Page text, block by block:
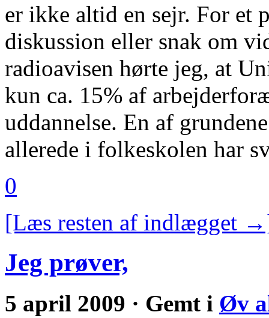
er ikke altid en sejr. For et
diskussion eller snak om
radioavisen hørte jeg, at
kun ca. 15% af
uddannelse. En af
allerede i folkeskolen har
0
[Læs resten af indlægget
Jeg prøver,
5 april 2009 · Gemt i Øv